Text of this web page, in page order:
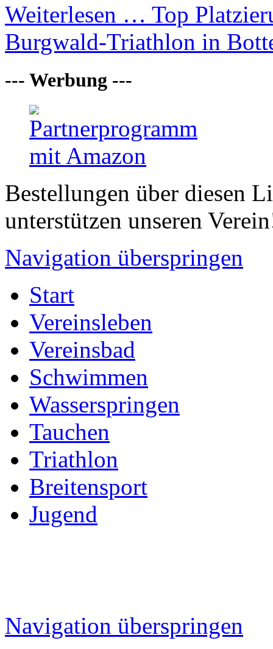
Weiterlesen … Top
Burgwald-Triathlon in
--- Werbung ---
Bestellungen über diesen
unterstützen unseren
Navigation überspringen
Start
Vereinsleben
Vereinsbad
Schwimmen
Wasserspringen
Tauchen
Triathlon
Breitensport
Jugend
Navigation überspringen